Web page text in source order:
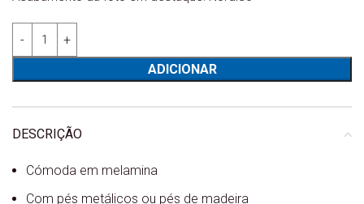
Quantidade de Cómoda Kubik
ADICIONAR
DESCRIÇÃO
Cómoda em melamina
Com pés metálicos ou pés de madeira